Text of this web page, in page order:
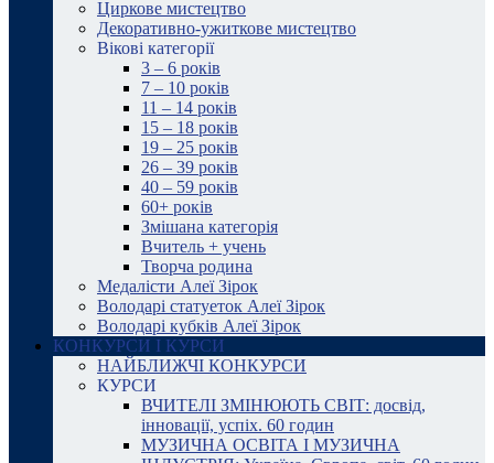
Циркове мистецтво
Декоративно-ужиткове мистецтво
Вікові категорії
3 – 6 років
7 – 10 років
11 – 14 років
15 – 18 років
19 – 25 років
26 – 39 років
40 – 59 років
60+ років
Змішана категорія
Вчитель + учень
Творча родина
Медалісти Алеї Зірок
Володарі статуеток Алеї Зірок
Володарі кубків Алеї Зірок
КОНКУРСИ І КУРСИ
НАЙБЛИЖЧІ КОНКУРСИ
КУРСИ
ВЧИТЕЛІ ЗМІНЮЮТЬ СВІТ: досвід,
інновації, успіх. 60 годин
МУЗИЧНА ОСВІТА І МУЗИЧНА